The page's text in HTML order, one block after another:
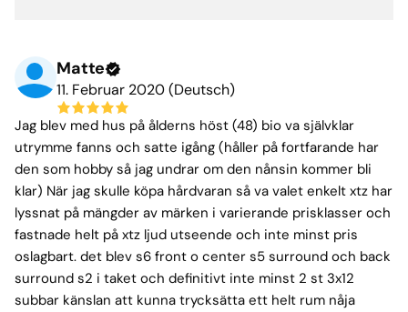
Matte
11. Februar 2020 (Deutsch)
Jag blev med hus på ålderns höst (48) bio va självklar
utrymme fanns och satte igång (håller på fortfarande har
den som hobby så jag undrar om den nånsin kommer bli
klar) När jag skulle köpa hårdvaran så va valet enkelt xtz har
lyssnat på mängder av märken i varierande prisklasser och
fastnade helt på xtz ljud utseende och inte minst pris
oslagbart. det blev s6 front o center s5 surround och back
surround s2 i taket och definitivt inte minst 2 st 3x12
subbar känslan att kunna trycksätta ett helt rum nåja